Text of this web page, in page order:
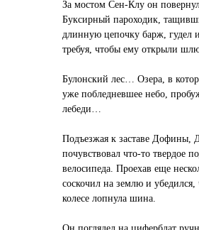
За мостом Сен-Клу он
Буксирный пароходик,
длинную цепочку барж, гудел
требуя, чтобы ему открыли
Булонский лес… Озера, в
уже побледневшее небо,
лебеди…
Подъезжая к заставе Дофины,
почувствовал что-то твердое
велосипеда. Проехав еще
соскочил на землю и убедился,
колесе лопнула шина.